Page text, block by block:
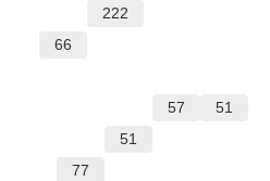
222
66
51
57
51
77